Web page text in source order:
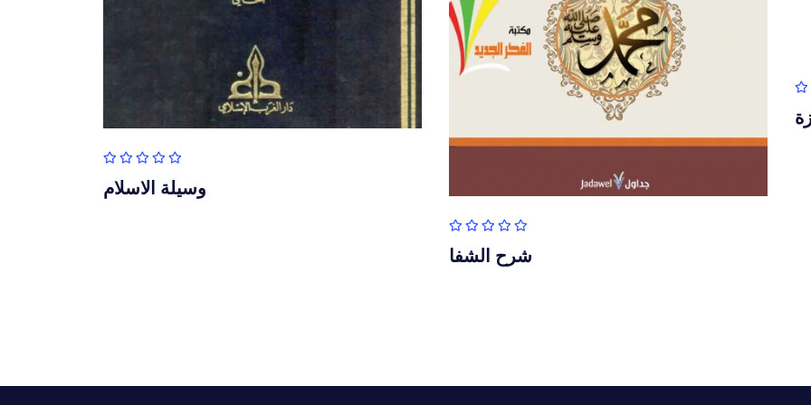
وسيلة الاسلام
شرح الشفا